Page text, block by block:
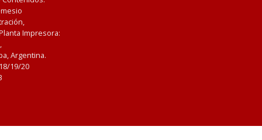
Impresora:
Argentina.
19/20